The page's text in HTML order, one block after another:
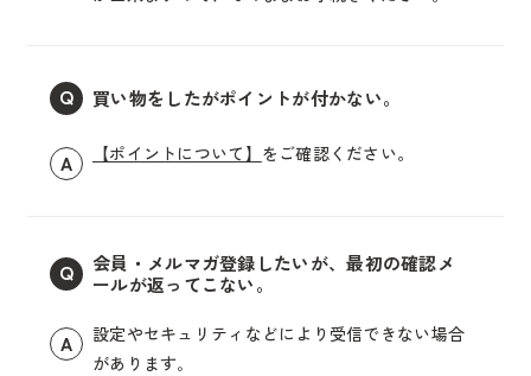
Q 買い物をしたがポイントが付かない。
A 【ポイントについて】 をご確認ください。
Q
会員・メルマガ登録したいが、最初の確認メ
ールが返ってこない。
A
設定やセキュリティなどにより受信できない場合
があります｡